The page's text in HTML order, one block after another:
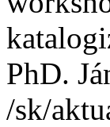
PhD.
/sk/